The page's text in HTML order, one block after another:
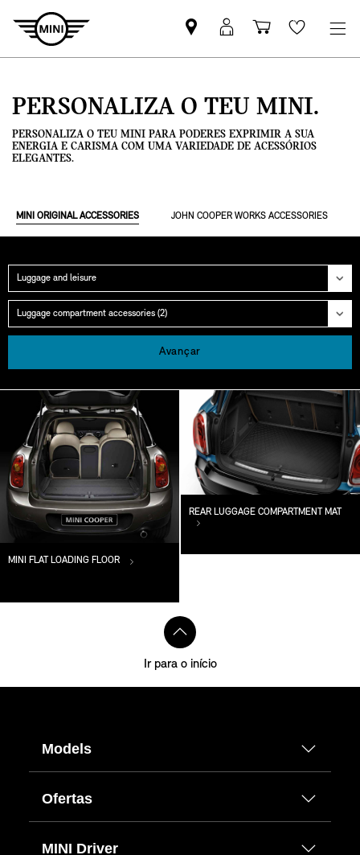
Pesquisar
parceiro
Iniciar
sessão
Carrinho
de
Wishlist
PERSONALIZA O TEU MINI.
PERSONALIZA O TEU MINI PARA PODERES EXPRIMIR A SUA
ENERGIA E CARISMA COM UMA VARIEDADE DE ACESSÓRIOS
ELEGANTES.
MINI ORIGINAL ACCESSORIES JOHN COOPER WORKS ACCESSORIES
Categoria
Grupo
Avançar
MINI FLAT LOADING FLOOR
REAR LUGGAGE COMPARTMENT MAT
Ir para o início
Models
Ofertas
MINI Driver